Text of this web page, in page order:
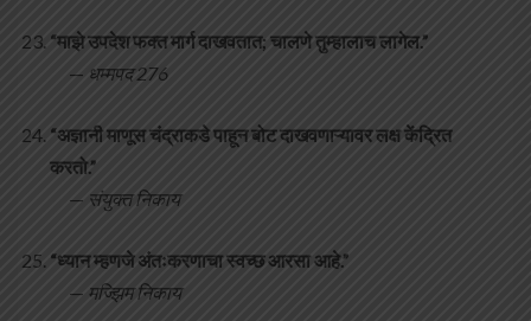
“माझे उपदेश फक्त मार्ग दाखवतात; चालणे तुम्हालाच लागेल.”
— धम्मपद 276
“अज्ञानी माणूस चंद्राकडे पाहून बोट दाखवणाऱ्यावर लक्ष केंद्रित
करतो.”
— संयुक्त निकाय
“ध्यान म्हणजे अंतःकरणाचा स्वच्छ आरसा आहे.”
— मज्झिम निकाय